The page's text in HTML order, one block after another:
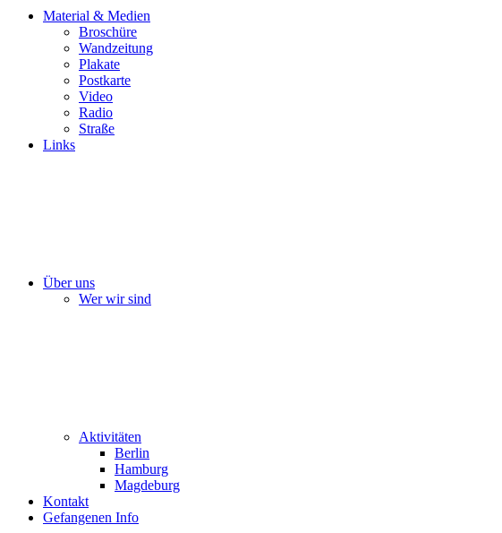
Material & Medien
Broschüre
Wandzeitung
Plakate
Postkarte
Video
Radio
Straße
Links
Über uns
Wer wir sind
Aktivitäten
Berlin
Hamburg
Magdeburg
Kontakt
Gefangenen Info